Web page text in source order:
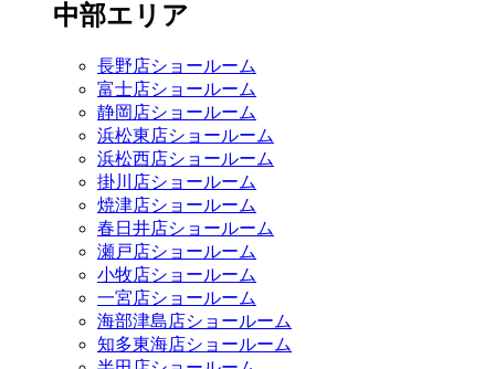
中部エリア
長野店ショールーム
富士店ショールーム
静岡店ショールーム
浜松東店ショールーム
浜松西店ショールーム
掛川店ショールーム
焼津店ショールーム
春日井店ショールーム
瀬戸店ショールーム
小牧店ショールーム
一宮店ショールーム
海部津島店ショールーム
知多東海店ショールーム